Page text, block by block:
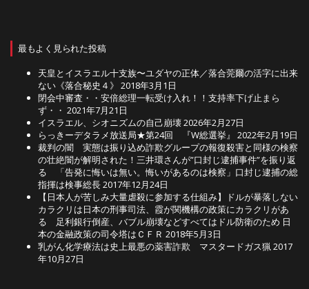
最もよく見られた投稿
天皇とイスラエル十支族〜ユダヤの正体／落合莞爾の活字に出来
ない《落合秘史４》 2018年3月1日
閉会中審査・・安倍総理一転受け入れ！！支持率下げ止まら
ず・・ 2021年7月21日
イスラエル、シオニズムの自己崩壊2026年2月27日
らっきーデタラメ放送局★第24回 『W総選挙』
2022年2月19日
裁判の闇 実態は振り込め詐欺グループの報復殺害と同様の検察
の壮絶闇が解明された！三井環さんが”口封じ逮捕事件”を振り返
る 「告発に悔いは無い。悔いがあるのは検察」口封じ逮捕の総
指揮は検事総長2017年12月24日
【日本人が苦しみ大量虐殺に参加する仕組み】ドルが暴落しない
カラクリは日本の刑事司法、霞が関機構の政策にカラクリがあ
る 足利銀行倒産、バブル崩壊などすべてはドル防衛のため 日
本の金融政策の司令塔はＣＦＲ 2018年5月3日
乳がん化学療法は史上最悪の薬害詐欺 マスタードガス猟2017
年10月27日